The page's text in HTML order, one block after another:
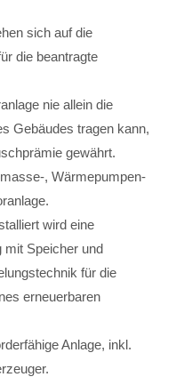
sich auf die
die beantragte
nie allein die
Gebäudes tragen kann,
gewährt.
, Wärmepumpen-
wird eine
mit Speicher und
für die
erneuerbaren
Anlage, inkl.